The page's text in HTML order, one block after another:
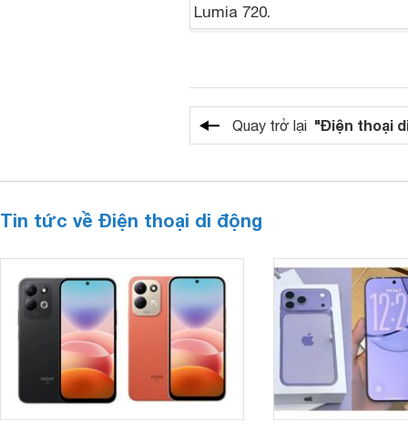
Lumia 720.
Quay trở lại "Điện thoại
Tin tức về Điện thoại di động